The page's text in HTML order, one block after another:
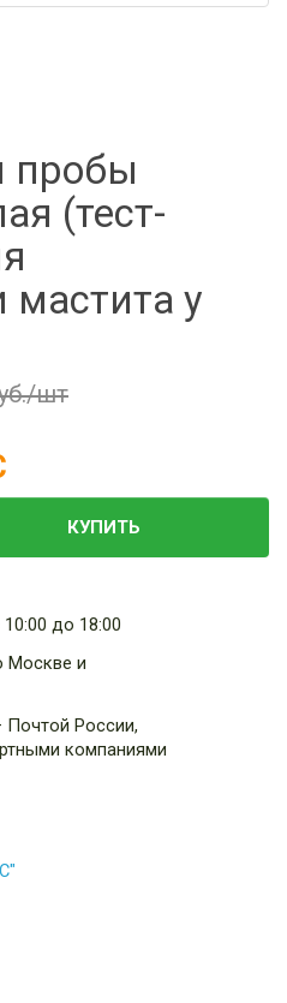
пробы
(тест-
мастита у
шт
КУПИТЬ
до 18:00
Москве и
России,
компаниями